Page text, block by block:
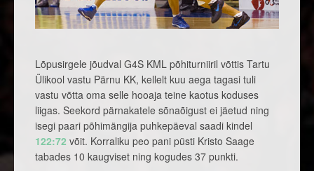
Lõpusirgele jõudval G4S KML põhiturniiril võttis Tartu
Ülikool vastu Pärnu KK, kellelt kuu aega tagasi tuli
vastu võtta oma selle hooaja teine kaotus koduses
liigas. Seekord pärnakatele sõnaõigust ei jäetud ning
isegi paari põhimängija puhkepäeval saadi kindel
122:72 võit. Korraliku peo pani püsti Kristo Saage
tabades 10 kaugviset ning kogudes 37 punkti.